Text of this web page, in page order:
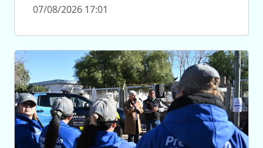
07/08/2026 17:01